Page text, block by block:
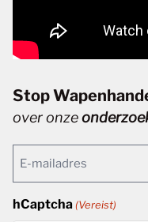
Stop
over onze
(Vereist)
hCaptcha (Vereist)